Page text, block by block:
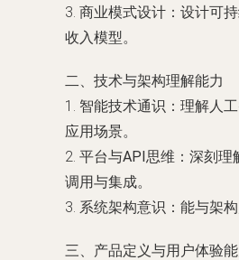
3. 商业模式设计 ：设计可
收入模型。
二、技术与架构理解能力
1. 智能技术通识 ：理解人
应用场景。
2. 平台与API思维 ：深刻
调用与集成。
3. 系统架构意识 ：能与架
三、产品定义与用户体验